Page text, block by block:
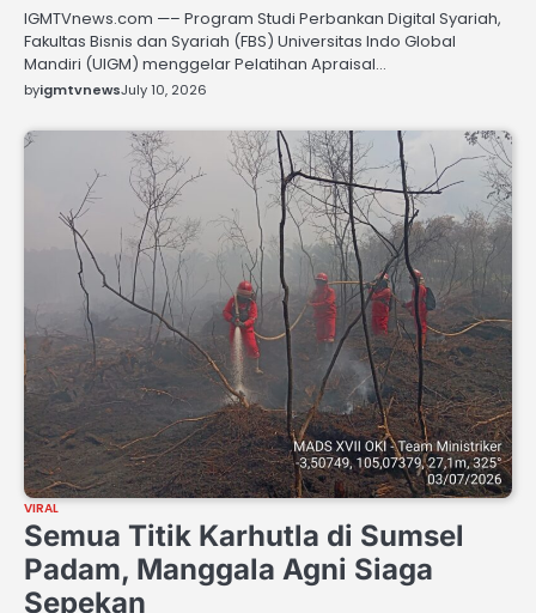
IGMTVnews.com —– Program Studi Perbankan Digital Syariah,
Fakultas Bisnis dan Syariah (FBS) Universitas Indo Global
Mandiri (UIGM) menggelar Pelatihan Apraisal…
byigmtvnewsJuly 10, 2026
VIRAL
Semua Titik Karhutla di Sumsel
Padam, Manggala Agni Siaga
Sepekan